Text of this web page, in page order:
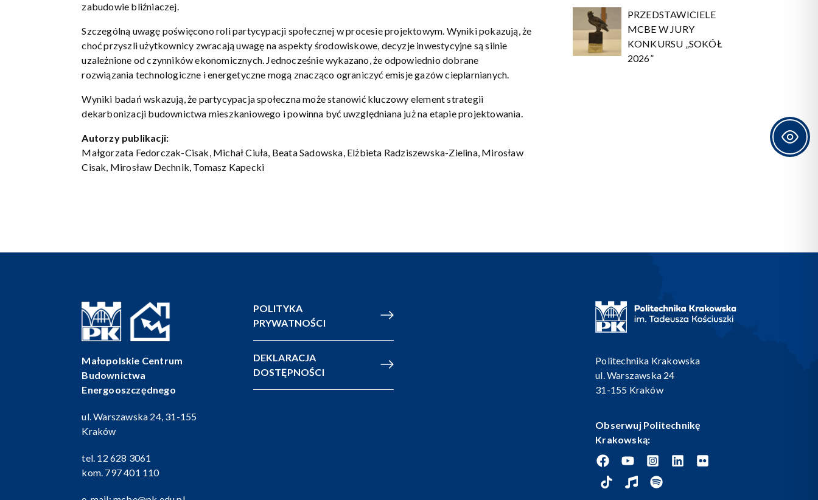
zabudowie bliźniaczej.
Szczególną uwagę poświęcono roli partycypacji społecznej w procesie projektowym. Wyniki pokazują, że
choć przyszli użytkownicy zwracają uwagę na aspekty środowiskowe, decyzje inwestycyjne są silnie
uzależnione od czynników ekonomicznych. Jednocześnie wykazano, że odpowiednio dobrane
rozwiązania technologiczne i energetyczne mogą znacząco ograniczyć emisje gazów cieplarnianych.
Wyniki badań wskazują, że partycypacja społeczna może stanowić kluczowy element strategii
dekarbonizacji budownictwa mieszkaniowego i powinna być uwzględniana już na etapie projektowania.
Autorzy publikacji:
Małgorzata Fedorczak-Cisak, Michał Ciuła, Beata Sadowska, Elżbieta Radziszewska-Zielina, Mirosław
Cisak, Mirosław Dechnik, Tomasz Kapecki
PRZEDSTAWICIELE
MCBE W JURY
KONKURSU „SOKÓŁ
2026”
Małopolskie Centrum
Budownictwa
Energooszczędnego
ul. Warszawska 24, 31-155
Kraków
tel. 12 628 3061
kom. 797 401 110
POLITYKA
PRYWATNOŚCI
DEKLARACJA
DOSTĘPNOŚCI
Politechnika Krakowska
ul. Warszawska 24
31-155 Kraków
Obserwuj Politechnikę
Krakowską: